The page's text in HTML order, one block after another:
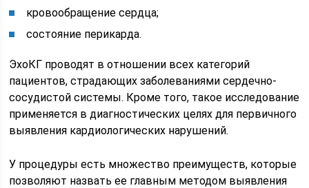
кровообращение сердца;
состояние перикарда.
ЭхоКГ проводят в отношении всех категорий
пациентов, страдающих заболеваниями сердечно-
сосудистой системы. Кроме того, такое исследование
применяется в диагностических целях для первичного
выявления кардиологических нарушений.
У процедуры есть множество преимуществ, которые
позволяют назвать ее главным методом выявления